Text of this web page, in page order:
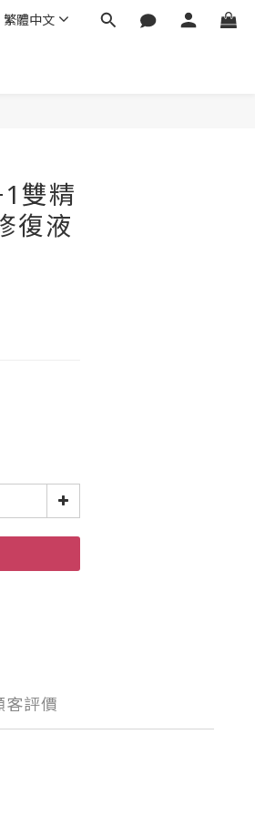
繁體中文
雙精
復液
客評價